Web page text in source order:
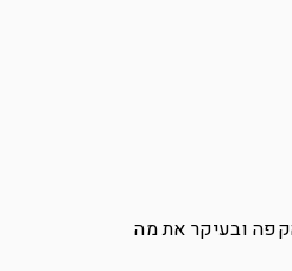
ובעיקר את מה